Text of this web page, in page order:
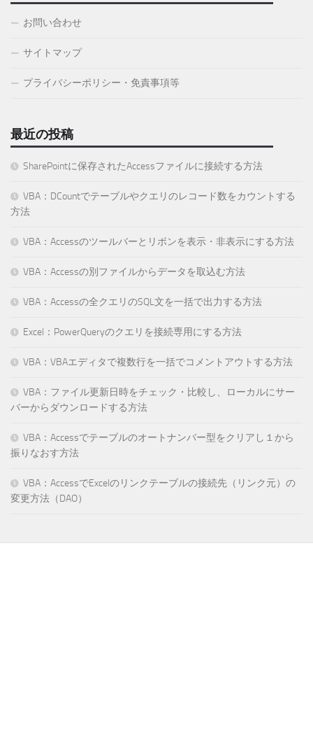
お問い合わせ
サイトマップ
プライバシーポリシー・免責事項等
最近の投稿
SharePointに保存されたAccessファイルに接続する方法
VBA：DCountでテーブルやクエリのレコード数をカウントする
方法
VBA：Accessのツールバーとリボンを表示・非表示にする方法
VBA：Accessの別ファイルからデータを取込む方法
VBA：Accessの全クエリのSQL文を一括で出力する方法
Excel：PowerQueryのクエリを接続専用にする方法
VBA：VBAエディタで複数行を一括でコメントアウトする方法
VBA：ファイル更新日時をチェック・比較し、ローカルにサー
バーからダウンロードする方法
VBA：Accessでテーブルのオートナンバー型をクリアし１から
振りなおす方法
VBA：AccessでExcelのリンクテーブルの接続先（リンク元）の
変更方法（DAO）